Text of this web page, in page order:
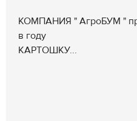
КОМПАНИЯ " АгроБУМ "
в году
КАРТОШКУ...